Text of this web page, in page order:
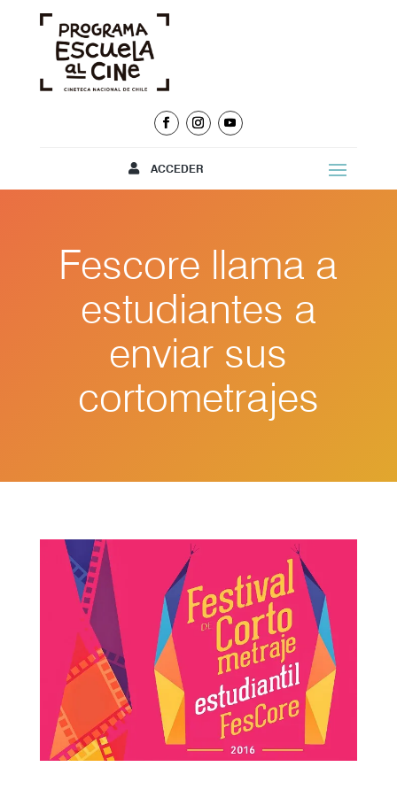
ACCEDER
Fescore llama a
estudiantes a
enviar sus
cortometrajes